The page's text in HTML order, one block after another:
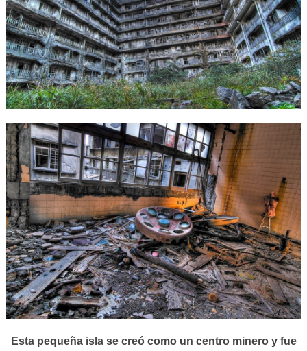
Esta pequeña isla se creó como un centro minero y fue